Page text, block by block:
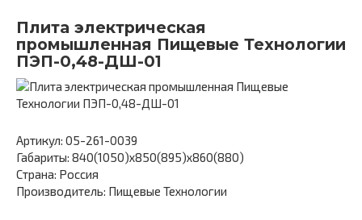
Плита электрическая
промышленная Пищевые Технологии
ПЭП-0,48-ДШ-01
Артикул: 05-261-0039
Габариты: 840(1050)х850(895)х860(880)
Страна: Россия
Производитель: Пищевые Технологии